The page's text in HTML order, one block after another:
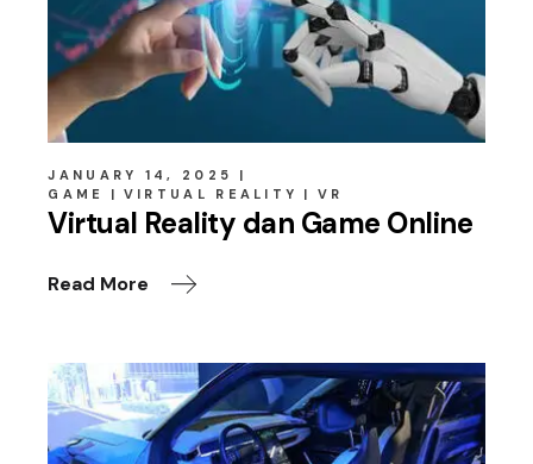
JANUARY 14, 2025
GAME
VIRTUAL REALITY VR
Virtual Reality dan Game Online
Read More